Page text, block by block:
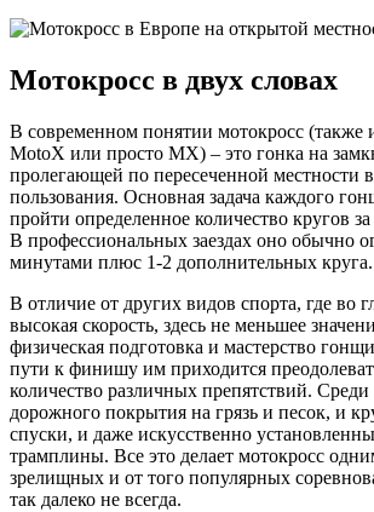
Мотокросс в двух словах
В современном понятии мотокросс (также
MotoX или просто MX) – это гонка на
пролегающей по пересеченной местности
пользования. Основная задача каждого
пройти определенное количество кругов
В профессиональных заездах оно обычно
минутами плюс 1-2 дополнительных круга.
В отличие от других видов спорта, где во
высокая скорость, здесь не меньшее
физическая подготовка и мастерство
пути к финишу им приходится
количество различных препятствий.
дорожного покрытия на грязь и песок, и
спуски, и даже искусственно
трамплины. Все это делает мотокросс
зрелищных и от того популярных
так далеко не всегда.